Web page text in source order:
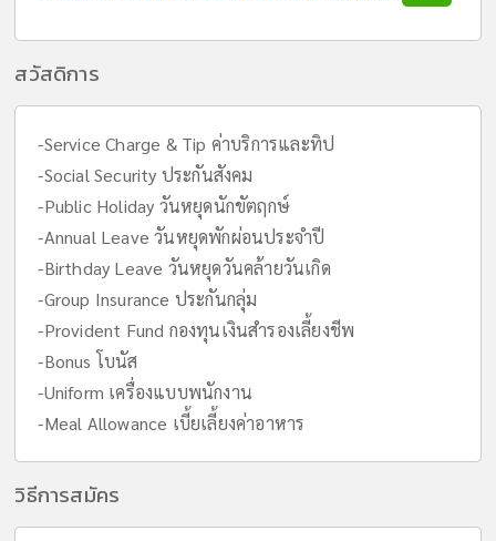
สวัสดิการ
-Service Charge & Tip ค่าบริการและทิป
-Social Security ประกันสังคม
-Public Holiday วันหยุดนักขัตฤกษ์
-Annual Leave วันหยุดพักผ่อนประจำปี
-Birthday Leave วันหยุดวันคล้ายวันเกิด
-Group Insurance ประกันกลุ่ม
-Provident Fund กองทุนเงินสำรองเลี้ยงชีพ
-Bonus โบนัส
-Uniform เครื่องแบบพนักงาน
-Meal Allowance เบี้ยเลี้ยงค่าอาหาร
วิธีการสมัคร